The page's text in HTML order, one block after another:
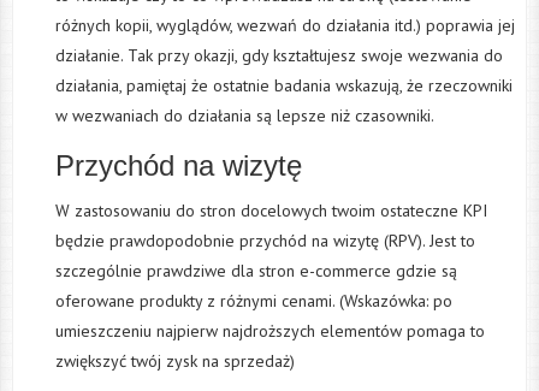
różnych kopii, wyglądów, wezwań do działania itd.) poprawia jej
działanie. Tak przy okazji, gdy kształtujesz swoje wezwania do
działania, pamiętaj że ostatnie badania wskazują, że rzeczowniki
w wezwaniach do działania są lepsze niż czasowniki.
Przychód na wizytę
W zastosowaniu do stron docelowych twoim ostateczne KPI
będzie prawdopodobnie przychód na wizytę (RPV). Jest to
szczególnie prawdziwe dla stron e-commerce gdzie są
oferowane produkty z różnymi cenami. (Wskazówka: po
umieszczeniu najpierw najdroższych elementów pomaga to
zwiększyć twój zysk na sprzedaż)